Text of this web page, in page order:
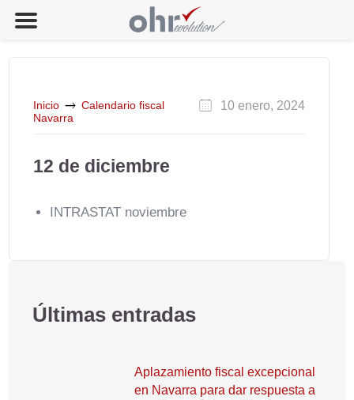
Inicio
Calendario fiscal
Navarra
10 enero, 2024
12 de diciembre
INTRASTAT noviembre
Últimas entradas
Aplazamiento fiscal excepcional
en Navarra para dar respuesta a